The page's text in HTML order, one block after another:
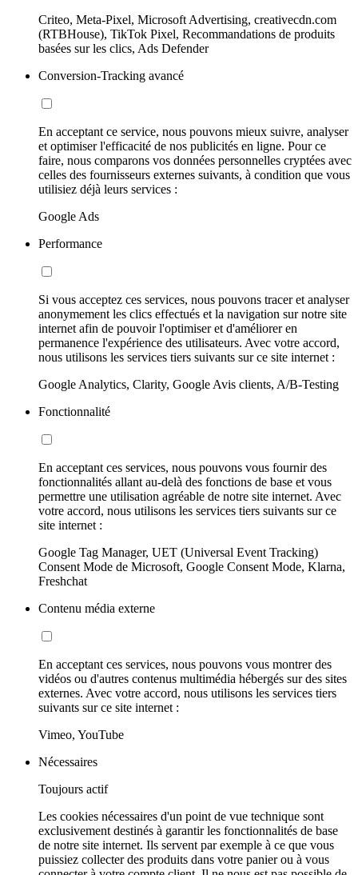
Criteo, Meta-Pixel, Microsoft Advertising, creativecdn.com
(RTBHouse), TikTok Pixel, Recommandations de produits
basées sur les clics, Ads Defender
Conversion-Tracking avancé
En acceptant ce service, nous pouvons mieux suivre, analyser
et optimiser l'efficacité de nos publicités en ligne. Pour ce
faire, nous comparons vos données personnelles cryptées avec
celles des fournisseurs externes suivants, à condition que vous
utilisiez déjà leurs services :
Google Ads
Performance
Si vous acceptez ces services, nous pouvons tracer et analyser
anonymement les clics effectués et la navigation sur notre site
internet afin de pouvoir l'optimiser et d'améliorer en
permanence l'expérience des utilisateurs. Avec votre accord,
nous utilisons les services tiers suivants sur ce site internet :
Google Analytics, Clarity, Google Avis clients, A/B-Testing
Fonctionnalité
En acceptant ces services, nous pouvons vous fournir des
fonctionnalités allant au-delà des fonctions de base et vous
permettre une utilisation agréable de notre site internet. Avec
votre accord, nous utilisons les services tiers suivants sur ce
site internet :
Google Tag Manager, UET (Universal Event Tracking)
Consent Mode de Microsoft, Google Consent Mode, Klarna,
Freshchat
Contenu média externe
En acceptant ces services, nous pouvons vous montrer des
vidéos ou d'autres contenus multimédia hébergés sur des sites
externes. Avec votre accord, nous utilisons les services tiers
suivants sur ce site internet :
Vimeo, YouTube
Nécessaires
Toujours actif
Les cookies nécessaires d'un point de vue technique sont
exclusivement destinés à garantir les fonctionnalités de base
de notre site internet. Ils servent par exemple à ce que vous
puissiez collecter des produits dans votre panier ou à vous